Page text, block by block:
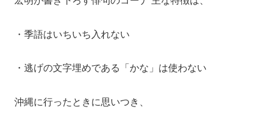
・季語はいちいち入れない
・逃げの文字埋めである「かな」は使わない
沖縄に行ったときに思いつき、